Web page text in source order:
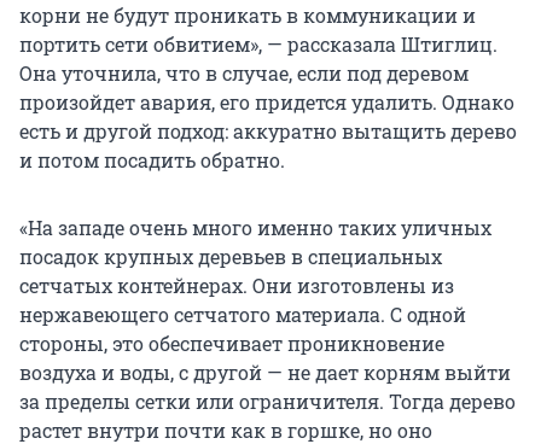
корни не будут проникать в коммуникации и
портить сети обвитием», — рассказала Штиглиц.
Она уточнила, что в случае, если под деревом
произойдет авария, его придется удалить. Однако
есть и другой подход: аккуратно вытащить дерево
и потом посадить обратно.
«На западе очень много именно таких уличных
посадок крупных деревьев в специальных
сетчатых контейнерах. Они изготовлены из
нержавеющего сетчатого материала. С одной
стороны, это обеспечивает проникновение
воздуха и воды, с другой — не дает корням выйти
за пределы сетки или ограничителя. Тогда дерево
растет внутри почти как в горшке, но оно